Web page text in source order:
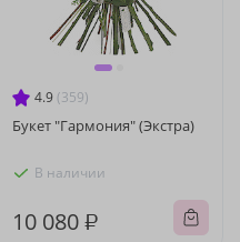
4.9 (359)
Букет "Гармония" (Экстра)
В наличии
10 080 ₽